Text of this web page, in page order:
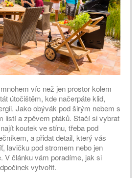
víc než jen prostor kolem
útočištěm, kde načerpáte klid,
Jako obývák pod širým nebem s
listí a zpěvem ptáků. Stačí si vybrat
koutek ve stínu, třeba pod
a přidat detail, který vás
lavičku pod stromem nebo jen
V článku vám poradíme, jak si
vytvořit.